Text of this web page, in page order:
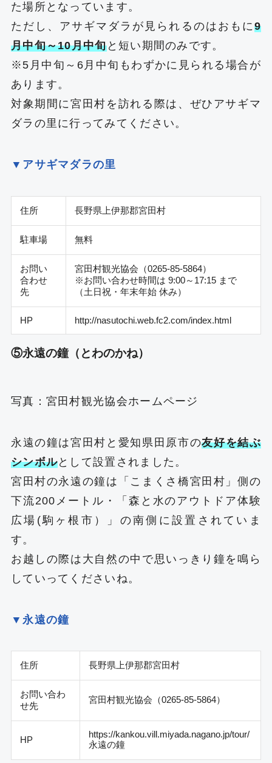
た場所となっています。
ただし、アサギマダラが見られるのはおもに9
月中旬～10月中旬と短い期間のみです。
※5月中旬～6月中旬もわずかに見られる場合が
あります。
対象期間に宮田村を訪れる際は、ぜひアサギマ
ダラの里に行ってみてください。
▼アサギマダラの里
住所 長野県上伊那郡宮田村
駐車場 無料
お問い
合わせ
先
宮田村観光協会（0265-85-5864）
※お問い合わせ時間は 9:00～17:15 まで
（土日祝・年末年始 休み）
HP http://nasutochi.web.fc2.com/index.html
⑤永遠の鐘（とわのかね）
写真： 宮田村観光協会ホームページ
永遠の鐘は宮田村と愛知県田原市の友好を結ぶ
シンボルとして設置されました。
宮田村の永遠の鐘は「こまくさ橋宮田村」側の
下流200メートル・「森と水のアウトドア体験
広場(駒ヶ根市）」の南側に設置されていま
す。
お越しの際は大自然の中で思いっきり鐘を鳴ら
していってくださいね。
▼永遠の鐘
住所 長野県上伊那郡宮田村
お問い合わ
せ先
宮田村観光協会（0265-85-5864）
HP
https://kankou.vill.miyada.nagano.jp/tour/
永遠の鐘